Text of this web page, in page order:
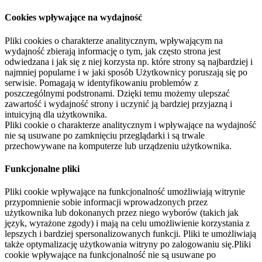
Cookies wpływające na wydajność
Pliki cookies o charakterze analitycznym, wpływającym na
wydajność zbierają informację o tym, jak często strona jest
odwiedzana i jak się z niej korzysta np. które strony są najbardziej i
najmniej popularne i w jaki sposób Użytkownicy poruszają się po
serwisie. Pomagają w identyfikowaniu problemów z
poszczególnymi podstronami. Dzięki temu możemy ulepszać
zawartość i wydajność strony i uczynić ją bardziej przyjazną i
intuicyjną dla użytkownika.
Pliki cookie o charakterze analitycznym i wpływające na wydajność
nie są usuwane po zamknięciu przeglądarki i są trwale
przechowywane na komputerze lub urządzeniu użytkownika.
Funkcjonalne pliki
Pliki cookie wpływające na funkcjonalność umożliwiają witrynie
przypomnienie sobie informacji wprowadzonych przez
użytkownika lub dokonanych przez niego wyborów (takich jak
język, wyrażone zgody) i mają na celu umożliwienie korzystania z
lepszych i bardziej spersonalizowanych funkcji. Pliki te umożliwiają
także optymalizację użytkowania witryny po zalogowaniu się.Pliki
cookie wpływające na funkcjonalność nie są usuwane po